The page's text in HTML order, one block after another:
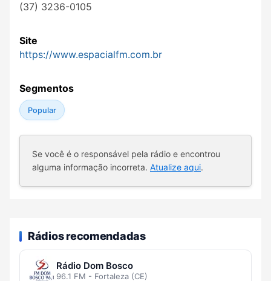
(37) 3236-0105
Site
https://www.espacialfm.com.br
Segmentos
Popular
Se você é o responsável pela rádio e encontrou
alguma informação incorreta. Atualize aqui.
Rádios recomendadas
Rádio Dom Bosco
96.1 FM - Fortaleza (CE)